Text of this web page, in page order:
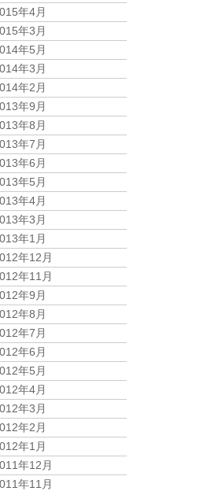
年4月
年3月
年5月
年3月
年2月
年9月
年8月
年7月
年6月
年5月
年4月
年3月
年1月
年12月
年11月
年9月
年8月
年7月
年6月
年5月
年4月
年3月
年2月
年1月
年12月
年11月